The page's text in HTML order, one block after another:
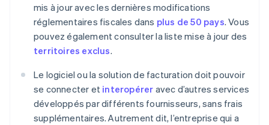
mis à jour avec les dernières modifications
réglementaires fiscales dans plus de 50 pays. Vous
pouvez également consulter la liste mise à jour des
territoires exclus.
Le logiciel ou la solution de facturation doit pouvoir
se connecter et interopérer avec d’autres services
développés par différents fournisseurs, sans frais
supplémentaires. Autrement dit, l’entreprise qui a